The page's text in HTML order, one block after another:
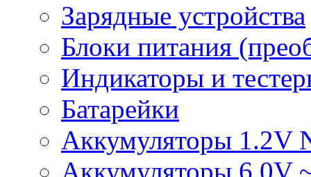
Зарядные устройства
Блоки питания
Индикаторы и
Батарейки
Аккумуляторы 1.2V